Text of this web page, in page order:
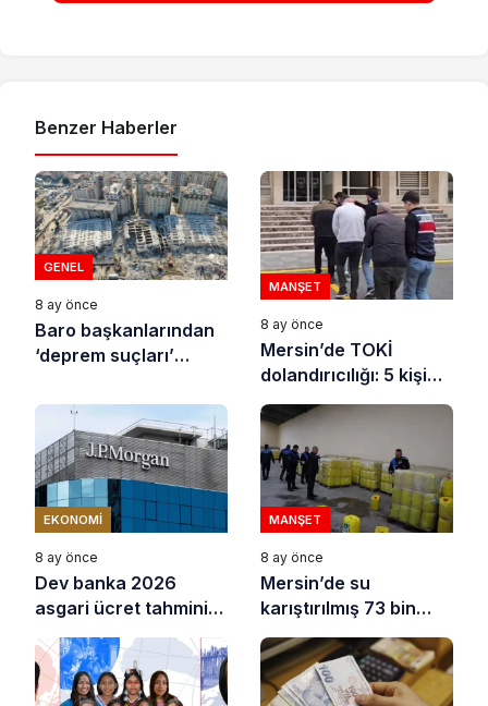
Benzer Haberler
GENEL
8 ay önce
Baro başkanlarından
‘deprem suçları’
MANŞET
8 ay önce
Mersin’de TOKİ
dolandırıcılığı: 5 kişi
tutuklandı
EKONOMI
8 ay önce
Dev banka 2026
asgari ücret tahminini
açıkladı
MANŞET
8 ay önce
Mersin’de su
karıştırılmış 73 bin
litre sıvı yağ ele
geçirildi